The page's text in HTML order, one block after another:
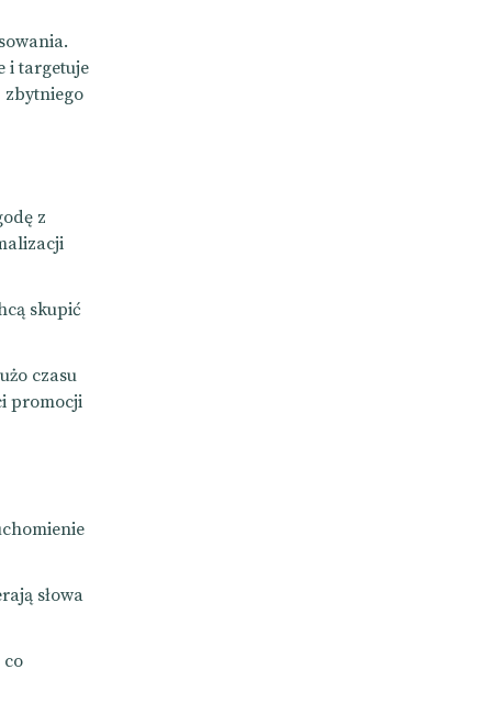
i targetuje
zbytniego
z
skupić
czasu
promocji
słowa
co